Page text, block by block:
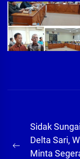
Navigasi
pos
Previous
Sidak Sungai
Delta Sari,
Minta